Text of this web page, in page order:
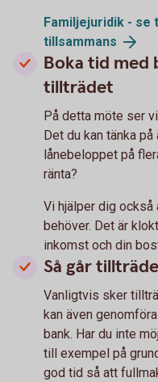
Familjejuridik -
tillsammans
Boka tid med
tillträdet
På detta möte ser
Det du kan tänka
lånebeloppet på
ränta?
Vi hjälper dig
behöver. Det är
inkomst och din
Så går
Vanligtvis sker
kan även
bank. Har du inte
till exempel på
god tid så att